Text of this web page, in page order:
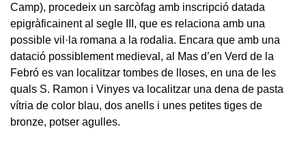
Camp), procedeix un sarcòfag amb inscripció datada
epigràficainent al segle III, que es relaciona amb una
possible vil·la romana a la rodalia. Encara que amb una
datació possiblement medieval, al Mas d’en Verd de la
Febró es van localitzar tombes de lloses, en una de les
quals S. Ramon i Vinyes va localitzar una dena de pasta
vítria de color blau, dos anells i unes petites tiges de
bronze, potser agulles.